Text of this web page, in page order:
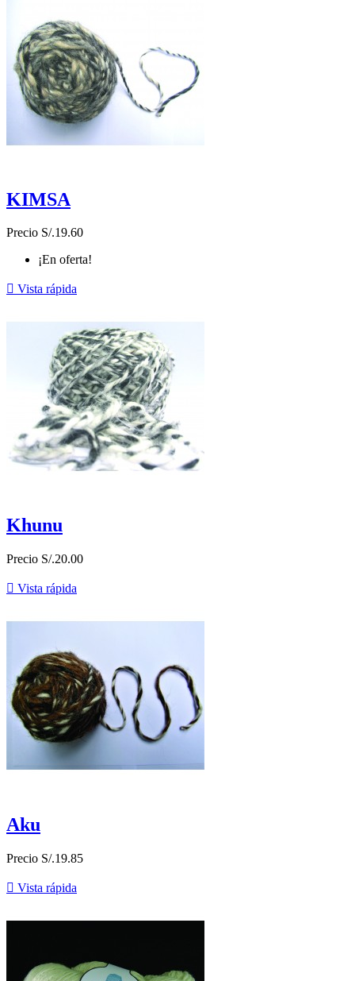
KIMSA
Precio S/.19.60
¡En oferta!
 Vista rápida
Khunu
Precio S/.20.00
 Vista rápida
Aku
Precio S/.19.85
 Vista rápida